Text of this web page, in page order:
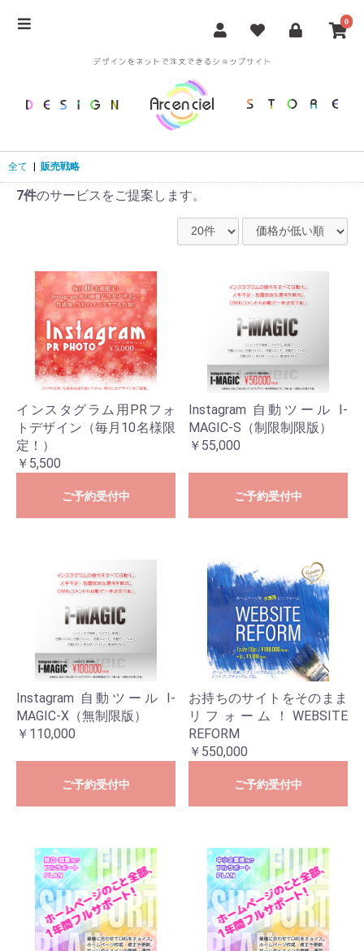
0
全て 販売戦略
7件のサービスをご提案します。
インスタグラム用PRフォ
トデザイン（毎月10名様限
定！）
￥5,500
ご予約受付中
Instagram 自動ツール I-
MAGIC-S（制限制限版）
￥55,000
ご予約受付中
Instagram 自動ツール I-
MAGIC-X（無制限版）
￥110,000
ご予約受付中
お持ちのサイトをそのまま
リフォーム！WEBSITE
REFORM
￥550,000
ご予約受付中